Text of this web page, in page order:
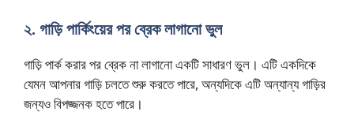
২. গাড়ি পার্কিংয়ের পর ব্রেক লাগানো ভুল
গাড়ি পার্ক করার পর ব্রেক না লাগানো একটি সাধারণ ভুল। এটি একদিকে
যেমন আপনার গাড়ি চলতে শুরু করতে পারে, অন্যদিকে এটি অন্যান্য গাড়ির
জন্যও বিপজ্জনক হতে পারে।